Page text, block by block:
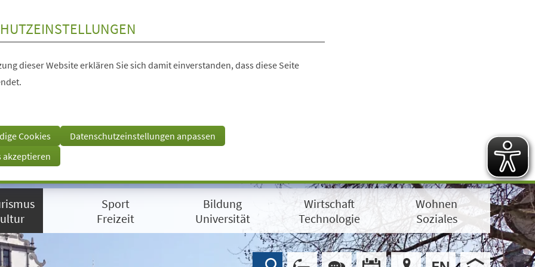
dieser Website erklären Sie sich damit einverstanden, dass diese Seite
Cookies
Datenschutzeinstellungen anpassen
akzeptieren
Sport
Freizeit
Bildung
Universität
Wirtschaft
Technologie
Wohnen
Soziales